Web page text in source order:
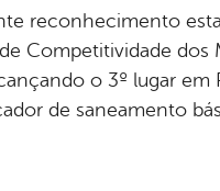
reconhecimento
Competitividade dos
o 3º lugar em
de saneamento